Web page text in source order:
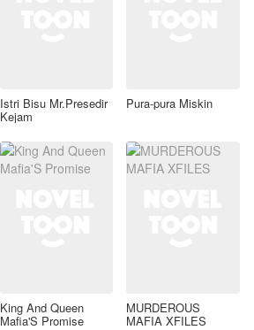
Istri Bisu Mr.Presedir
Kejam
Pura-pura Miskin
King And Queen
Mafia'S Promise
MURDEROUS
MAFIA XFILES